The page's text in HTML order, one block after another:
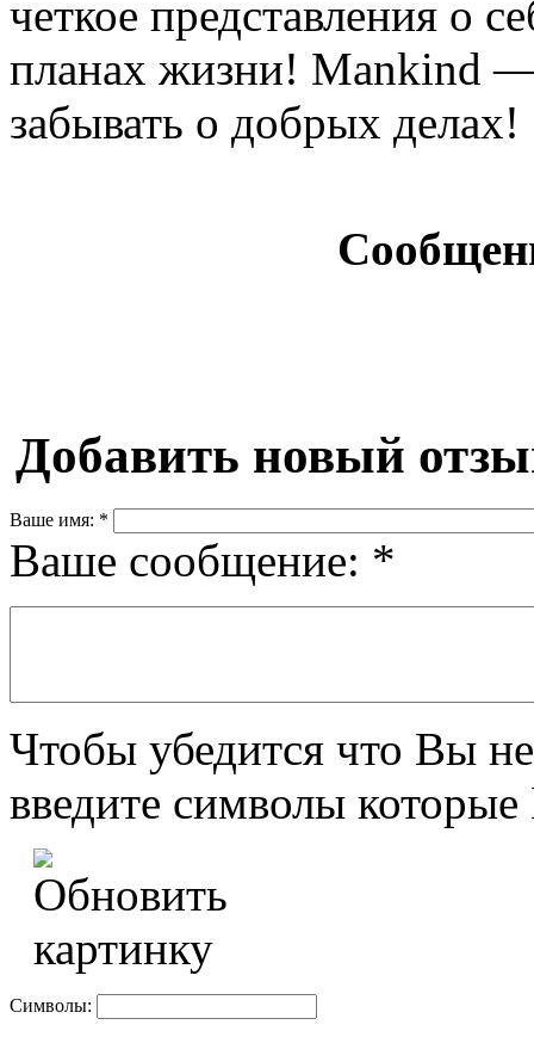
четкое представления о
планах жизни! Mankind
забывать о добрых делах!
Добавить новый
Ваше имя: *
Ваше сообщение: *
Чтобы убедится что Вы
введите символы
Символы: